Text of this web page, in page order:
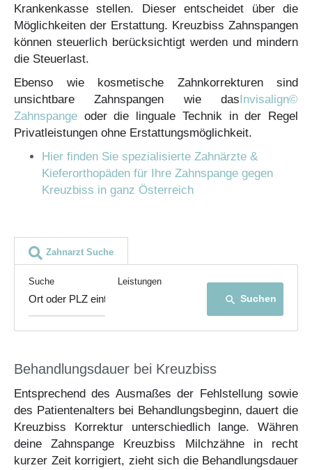
Krankenkasse stellen. Dieser entscheidet über die
Möglichkeiten der Erstattung. Kreuzbiss Zahnspangen
können steuerlich berücksichtigt werden und mindern
die Steuerlast.
Ebenso wie kosmetische Zahnkorrekturen sind
unsichtbare Zahnspangen wie das Invisalign©
Zahnspange oder die linguale Technik in der Regel
Privatleistungen ohne Erstattungsmöglichkeit.
Hier finden Sie spezialisierte Zahnärzte &
Kieferorthopäden für Ihre Zahnspange gegen
Kreuzbiss in ganz Österreich
Zahnarzt Suche
Suche Leistungen
search Suchen
Behandlungsdauer bei Kreuzbiss
Entsprechend des Ausmaßes der Fehlstellung sowie
des Patientenalters bei Behandlungsbeginn, dauert die
Kreuzbiss Korrektur unterschiedlich lange. Währen
deine Zahnspange Kreuzbiss Milchzähne in recht
kurzer Zeit korrigiert, zieht sich die Behandlungsdauer